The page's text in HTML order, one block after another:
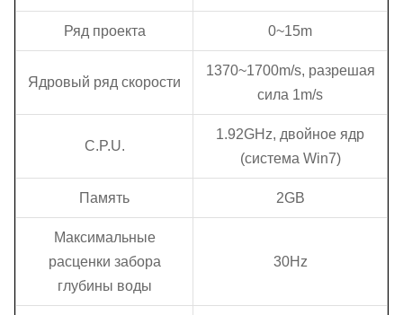
Ряд проекта 0~15m
Ядровый ряд скорости
1370~1700m/s, разрешая
сила 1m/s
C.P.U.
1.92GHz, двойное ядр
(система Win7)
Память 2GB
Максимальные
расценки забора
глубины воды
30Hz